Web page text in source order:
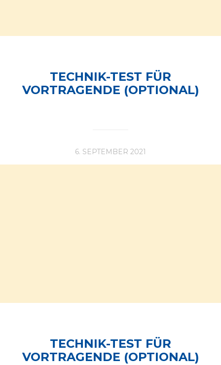
TECHNIK-TEST FÜR
VORTRAGENDE (OPTIONAL)
6. SEPTEMBER 2021
TECHNIK-TEST FÜR
VORTRAGENDE (OPTIONAL)